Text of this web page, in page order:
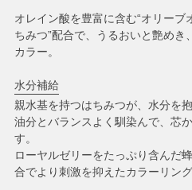
オレイン酸を豊富に含む“オリーブ
ちみつ”配合で、うるおいと艶め
カラー。
水分補給
親水基を持つはちみつが、水分を
油分とバランスよく馴染んで、芯
す。
ローヤルゼリーをたっぷり含んだ
合でより刺激を抑えたカラーリン